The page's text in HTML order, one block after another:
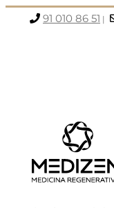
91 010 86 51 |